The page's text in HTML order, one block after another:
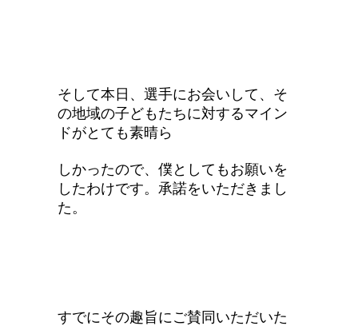
そして本日、選手にお会いして、そ
の地域の子どもたちに対するマイン
ドがとても素晴ら
しかったので、僕としてもお願いを
したわけです。承諾をいただきまし
た。
すでにその趣旨にご賛同いただいた